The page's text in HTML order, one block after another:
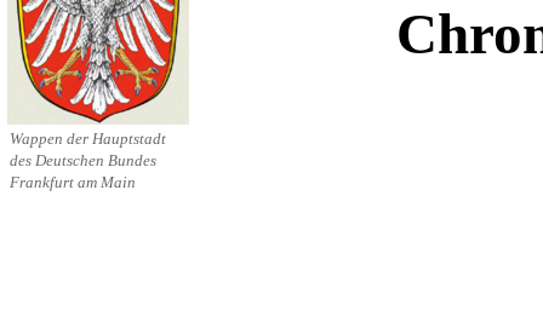
Wappen der Hauptstadt
des Deutschen Bundes
Frankfurt am Main